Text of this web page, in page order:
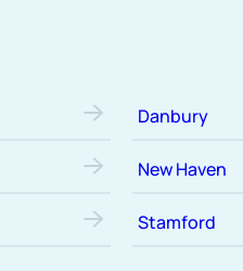
Danbury
New Haven
Stamford